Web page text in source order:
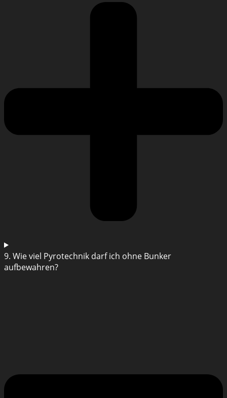
9. Wie viel Pyrotechnik darf ich ohne Bunker
aufbewahren?